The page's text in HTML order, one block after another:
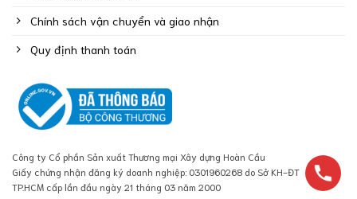
Chính sách vận chuyển và giao nhận
Quy định thanh toán
Công ty Cổ phần Sản xuất Thương mại Xây dựng Hoàn Cầu
Giấy chứng nhận đăng ký doanh nghiệp: 0301960268 do Sở KH-ĐT
TP.HCM cấp lần đầu ngày 21 tháng 03 năm 2000